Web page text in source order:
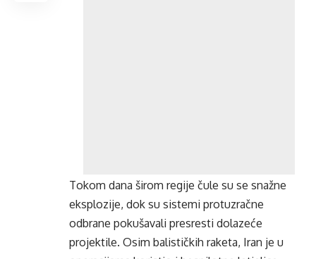
Tokom dana širom regije čule su se snažne
eksplozije, dok su sistemi protuzračne
odbrane pokušavali presresti dolazeće
projektile. Osim balističkih raketa, Iran je u